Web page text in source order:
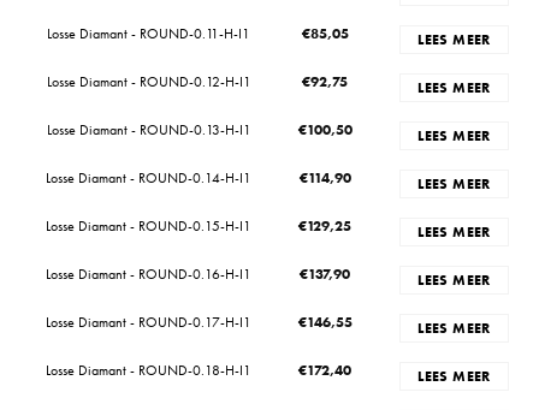
Losse Diamant - ROUND-0.11-H-I1 €85,05 LEES MEER
Losse Diamant - ROUND-0.12-H-I1 €92,75 LEES MEER
Losse Diamant - ROUND-0.13-H-I1 €100,50 LEES MEER
Losse Diamant - ROUND-0.14-H-I1 €114,90 LEES MEER
Losse Diamant - ROUND-0.15-H-I1 €129,25 LEES MEER
Losse Diamant - ROUND-0.16-H-I1 €137,90 LEES MEER
Losse Diamant - ROUND-0.17-H-I1 €146,55 LEES MEER
Losse Diamant - ROUND-0.18-H-I1 €172,40 LEES MEER